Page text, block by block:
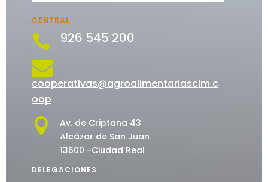
CENTRAL
 926 545 200

cooperativas@agroalimentariasclm.c
oop

Av. de Criptana 43
Alcázar de San Juan
13600 -Ciudad Real
DELEGACIONES